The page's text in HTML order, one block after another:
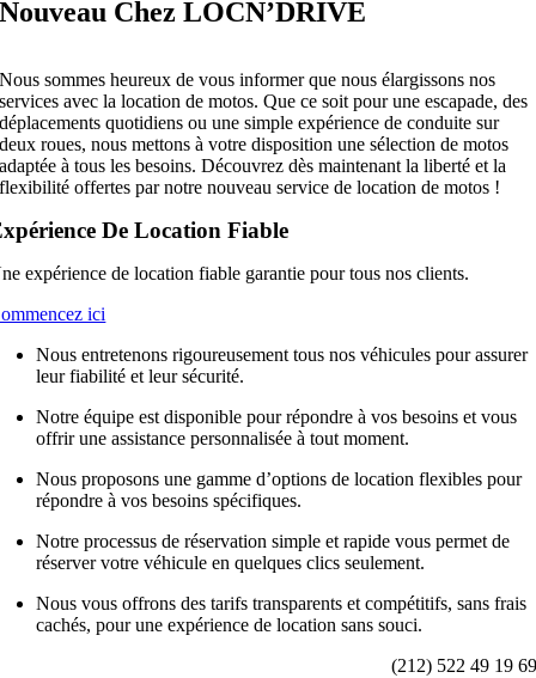
Nouveau Chez LOCN’DRIVE
Nous sommes heureux de vous informer que nous élargissons nos
services avec la location de motos. Que ce soit pour une escapade, des
déplacements quotidiens ou une simple expérience de conduite sur
deux roues, nous mettons à votre disposition une sélection de motos
adaptée à tous les besoins. Découvrez dès maintenant la liberté et la
flexibilité offertes par notre nouveau service de location de motos !
De Location Fiable
expérience de location fiable garantie pour tous nos clients.
ici
Nous entretenons rigoureusement tous nos véhicules pour assurer
leur fiabilité et leur sécurité.
Notre équipe est disponible pour répondre à vos besoins et vous
offrir une assistance personnalisée à tout moment.
Nous proposons une gamme d’options de location flexibles pour
répondre à vos besoins spécifiques.
Notre processus de réservation simple et rapide vous permet de
réserver votre véhicule en quelques clics seulement.
Nous vous offrons des tarifs transparents et compétitifs, sans frais
cachés, pour une expérience de location sans souci.
(212) 522 49 19 69